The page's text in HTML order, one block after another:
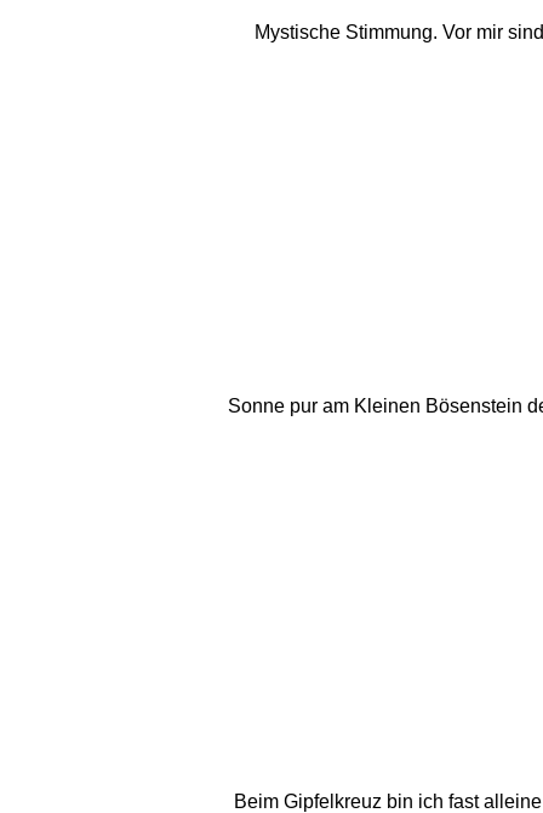
Mystische Stimmung. Vor mir
Sonne pur am Kleinen Bösenstein
Beim Gipfelkreuz bin ich fast